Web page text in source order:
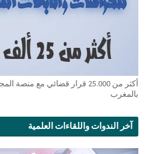
أكثر من 25.000 قرار قضائي مع
بالمغرب
آخر الندوات واللقاءات العلمية